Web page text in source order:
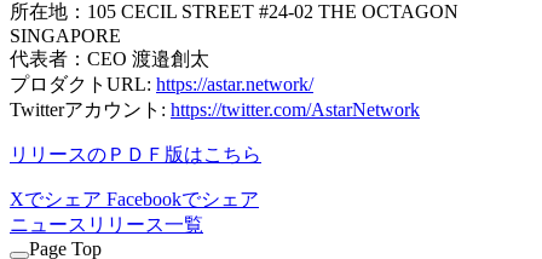
所在地：105 CECIL STREET #24-02 THE OCTAGON
SINGAPORE
代表者：CEO 渡邉創太
プロダクトURL: https://astar.network/
Twitterアカウント: https://twitter.com/AstarNetwork
リリースのＰＤＦ版はこちら
Xでシェア Facebookでシェア
ニュースリリース一覧
Page Top